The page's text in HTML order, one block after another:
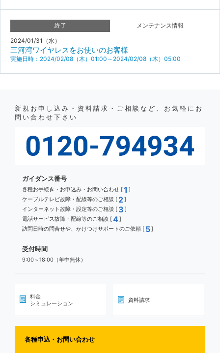
終了 メンテナンス情報
2024/01/31（水）
三河湾ワイヤレスをお使いのお客様
実施日時：2024/02/08（木）01:00～2024/02/08（木）05:00
新規お申し込み・資料請求・ご相談など、お気軽にお
問い合わせ下さい
ガイダンス番号
各種お手続き・お申込み・お問い合わせ [1 ]
ケーブルテレビ故障・配線等のご相談 [ 2]
インターネット故障・設定等のご相談 [ 3 ]
電話サービス故障・配線等のご相談 [4]
訪問日時の問合せや、かけつけサポートのご依頼 [ 5]
受付時間
9:00～18:00（年中無休）
料金
シミュレーション
資料請求
各種申込・お問い合わせ